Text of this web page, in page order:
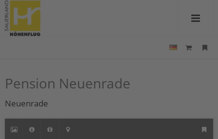
Pension Neuenrade
Neuenrade